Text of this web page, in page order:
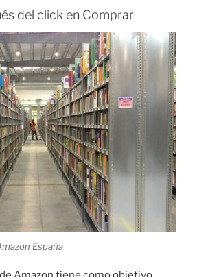
del click en Comprar
España